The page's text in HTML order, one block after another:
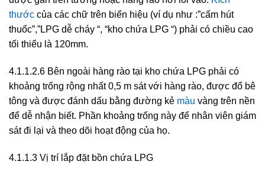
thước của các chữ trên biển hiệu (ví dụ như :”cấm hút
thuốc”,”LPG dễ cháy “, “kho chứa LPG “) phải có chiều cao
tối thiểu là 120mm.
4.1.1.2.6 Bên ngoài hàng rào tại kho chứa LPG phải có
khoảng trống rộng nhất 0,5 m sát với hàng rào, được đổ bê
tông và được đánh dấu bằng đường kẻ màu vàng trên nền
để dễ nhận biết. Phần khoảng trống này để nhân viên giám
sát đi lại và theo dõi hoạt động của họ.
4.1.1.3 Vị trí lắp đặt bồn chứa LPG